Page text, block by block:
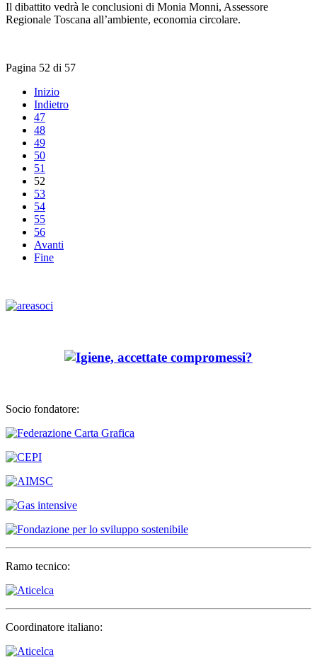
Il dibattito vedrà le conclusioni di Monia Monni, Assessore
Regionale Toscana all’ambiente, economia circolare.
Pagina 52 di 57
Inizio
Indietro
47
48
49
50
51
52
53
54
55
56
Avanti
Fine
Socio fondatore:
Ramo tecnico:
Coordinatore italiano: